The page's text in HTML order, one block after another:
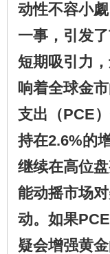
动性不容小
一事，引发
短期吸引力
响着全球金
支出（PCE
持在2.6%的
继续在高位
能动摇市场
动。如果
疑会增强黄